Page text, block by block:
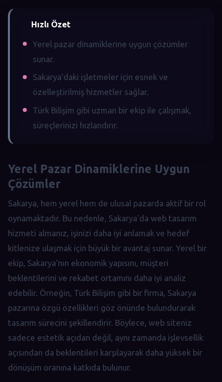
Hızlı Özet
Yerel pazar dinamiklerine uygun çözümler
sunar.
Sakarya'daki işletmeler için esnek ve
özelleştirilmiş hizmetler sağlar.
Türk Bilişim gibi uzman bir ekip ile çalışmak,
süreçlerinizi hızlandırır.
Yerel Pazar Dinamiklerine Uygun
Çözümler
Sakarya, hem yerel hem de ulusal pazarda aktif bir rol
oynamaktadır. Bu nedenle, Sakarya'da web tasarım
hizmeti almanız, işinizi daha iyi anlamak ve hedef
kitlenize ulaşmak için büyük bir avantaj sunar. Yerel bir
ekip, Sakarya'nın ekonomik yapısını, müşteri
beklentilerini ve rekabet ortamını daha iyi analiz
edebilir. Örneğin, Türk Bilişim gibi bir firma, Sakarya
pazarına özgü özellikleri göz önünde bulundurarak
tasarım sürecini şekillendirir. Böylece, web siteniz
sadece estetik açıdan değil, aynı zamanda işlevsellik
açısından da beklentileri karşılayarak daha yüksek bir
dönüşüm oranına katkıda bulunur.